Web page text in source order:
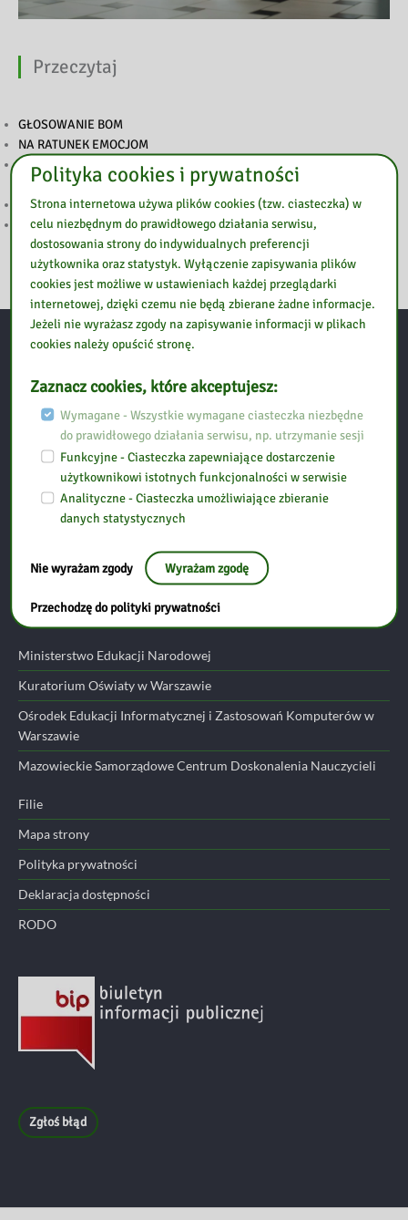
Przeczytaj
GŁOSOWANIE BOM
NA RATUNEK EMOCJOM
WYNIKI KONKURSU „POP-UP – ILUSTRACJA W TRZECH
WYMIARACH”
PODSUMOWANIE TYGODNIA BIBLIOTEK
ZAPROSZENIE NA TYDZIEŃ BIBLIOTEK
Biblioteka Pedagogiczna w Ostrołęce, Filia w Przasnyszu
Ul. Szpitalna 10
06-300 Przasnysz
email:przasnysz@bp.ostroleka.pl
Przydatne linki
Ministerstwo Edukacji Narodowej
Kuratorium Oświaty w Warszawie
Ośrodek Edukacji Informatycznej i Zastosowań Komputerów w
Warszawie
Mazowieckie Samorządowe Centrum Doskonalenia Nauczycieli
Filie
Mapa strony
Polityka prywatności
Deklaracja dostępności
RODO
Zgłoś błąd
Polityka cookies i prywatności
Strona internetowa używa plików cookies (tzw. ciasteczka) w
celu niezbędnym do prawidłowego działania serwisu,
dostosowania strony do indywidualnych preferencji
użytkownika oraz statystyk. Wyłączenie zapisywania plików
cookies jest możliwe w ustawieniach każdej przeglądarki
internetowej, dzięki czemu nie będą zbierane żadne informacje.
Jeżeli nie wyrażasz zgody na zapisywanie informacji w plikach
cookies należy opuścić stronę.
Zaznacz cookies, które akceptujesz:
Wymagane - Wszystkie wymagane ciasteczka niezbędne
do prawidłowego działania serwisu, np. utrzymanie sesji
Funkcyjne - Ciasteczka zapewniające dostarczenie
użytkownikowi istotnych funkcjonalności w serwisie
Analityczne - Ciasteczka umożliwiające zbieranie
danych statystycznych
Nie wyrażam zgody Wyrażam zgodę
Przechodzę do polityki prywatności